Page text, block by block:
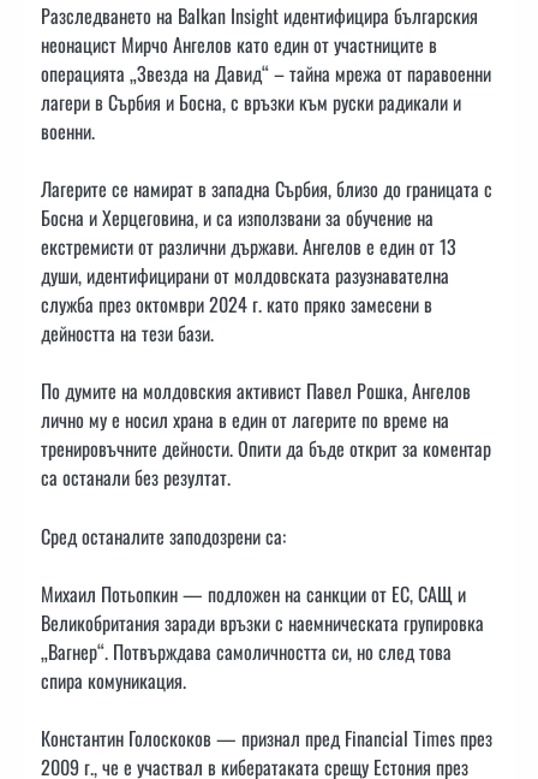
Разследването на Balkan Insight идентифицира българския
неонацист Мирчо Ангелов като един от участниците в
операцията „Звезда на Давид“ – тайна мрежа от паравоенни
лагери в Сърбия и Босна, с връзки към руски радикали и
военни.
Лагерите се намират в западна Сърбия, близо до границата с
Босна и Херцеговина, и са използвани за обучение на
екстремисти от различни държави. Ангелов е един от 13
души, идентифицирани от молдовската разузнавателна
служба през октомври 2024 г. като пряко замесени в
дейността на тези бази.
По думите на молдовския активист Павел Рошка, Ангелов
лично му е носил храна в един от лагерите по време на
тренировъчните дейности. Опити да бъде открит за коментар
са останали без резултат.
Сред останалите заподозрени са:
Михаил Потьопкин — подложен на санкции от ЕС, САЩ и
Великобритания заради връзки с наемническата групировка
„Вагнер“. Потвърждава самоличността си, но след това
спира комуникация.
Константин Голоскоков — признал пред Financial Times през
2009 г., че е участвал в кибератаката срещу Естония през